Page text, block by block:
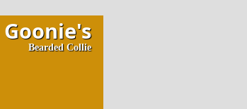
Goonie's
Bearded Collie